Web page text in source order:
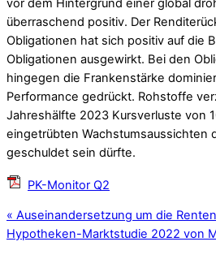
vor dem Hintergrund einer global
überraschend positiv. Der
Obligationen hat sich positiv auf die
Obligationen ausgewirkt. Bei den
hingegen die Frankenstärke
Performance gedrückt. Rohstoffe
Jahreshälfte 2023 Kursverluste von
eingetrübten Wachstumsaussichten
geschuldet sein dürfte.
PK-Monitor Q2
« Auseinandersetzung um die
Hypotheken-Marktstudie 2022 von